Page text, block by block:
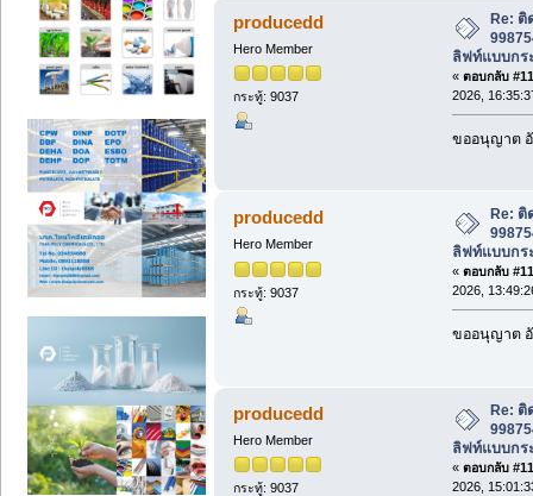
producedd
Hero Member
กระทู้: 9037
Re: ติ
ลิฟท์แบบกร
« ตอบกลับ
2026,
ขออนุญาต
producedd
Hero Member
กระทู้: 9037
Re: ติ
ลิฟท์แบบกร
« ตอบกลับ
2026,
ขออนุญาต
producedd
Hero Member
กระทู้: 9037
Re: ติ
ลิฟท์แบบกร
« ตอบกลับ
2026,